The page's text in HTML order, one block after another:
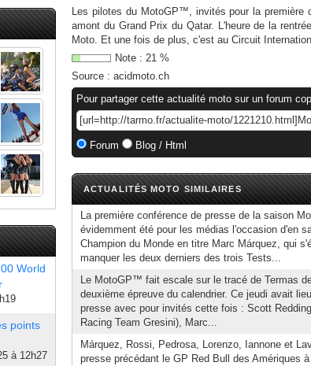
World
points
à 12h27
Les pilotes du MotoGP™, invités pour la première
amont du Grand Prix du Qatar. L'heure de la
Moto. Et une fois de plus, c'est au Circuit
Note : 21 %
Source : acidmoto.ch
Pour partager cette actualité moto sur un forum
Forum Blog / Html
ACTUALITÉS MOTO SIMILAIRES
La première conférence de presse de la saison
évidemment été pour les médias l'occasion d'en
Champion du Monde en titre Marc Márquez, qui
manquer les deux derniers des trois Tests...
Le MotoGP™ fait escale sur le tracé de Termas
deuxième épreuve du calendrier. Ce jeudi avait
presse avec pour invités cette fois : Scott
Racing Team Gresini), Marc...
Márquez, Rossi, Pedrosa, Lorenzo, Iannone et
presse précédant le GP Red Bull des Amériques